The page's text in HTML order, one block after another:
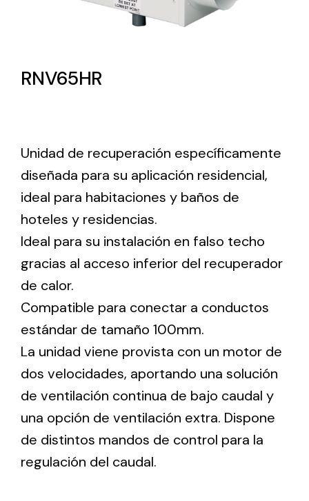
Complete solutions in lighting and electrical
Ventilación
Amplia gama de ventiladores y equipos de
ventilación industriales
Ventilation
The incorporation of Novovent into the group
meant a greater offer of ventilation products for
RNV65HR
Unidad de recuperación específicamente
diseñada para su aplicación residencial,
ideal para habitaciones y baños de
hoteles y residencias.
Ideal para su instalación en falso techo
gracias al acceso inferior del recuperador
de calor.
Compatible para conectar a conductos
estándar de tamaño 100mm.
La unidad viene provista con un motor de
dos velocidades, aportando una solución
de ventilación continua de bajo caudal y
una opción de ventilación extra. Dispone
de distintos mandos de control para la
regulación del caudal.